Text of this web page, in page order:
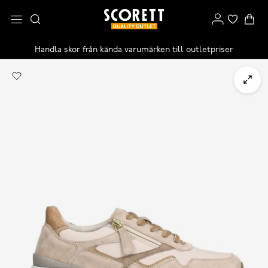
Handla skor från kända varumärken till outletpriser